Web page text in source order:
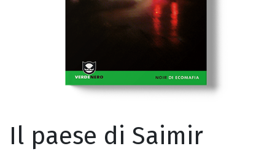
Il paese di Saimir